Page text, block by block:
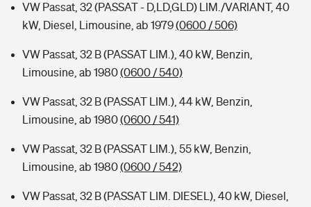
VW Passat, 32 (PASSAT - D,LD,GLD) LIM./VARIANT, 40
kW, Diesel, Limousine, ab 1979(0600 / 506)
VW Passat, 32 B (PASSAT LIM.), 40 kW, Benzin,
Limousine, ab 1980(0600 / 540)
VW Passat, 32 B (PASSAT LIM.), 44 kW, Benzin,
Limousine, ab 1980(0600 / 541)
VW Passat, 32 B (PASSAT LIM.), 55 kW, Benzin,
Limousine, ab 1980(0600 / 542)
VW Passat, 32 B (PASSAT LIM. DIESEL), 40 kW, Diesel,